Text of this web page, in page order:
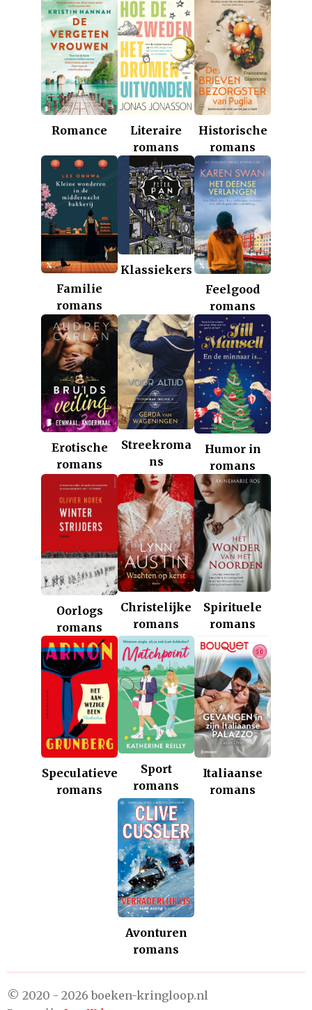
Romance
Literaire
romans
Historische
romans
Familie
romans
Klassiekers
Feelgood
romans
Erotische
romans
Streekroma
ns
Humor in
romans
Oorlogs
romans
Christelijke
romans
Spirituele
romans
Speculatieve
romans
Sport
romans
Italiaanse
romans
Avonturen
romans
© 2020 - 2026 boeken-kringloop.nl